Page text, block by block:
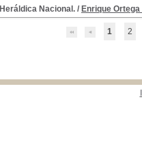
Heráldica Nacional. / Enrique
1 2